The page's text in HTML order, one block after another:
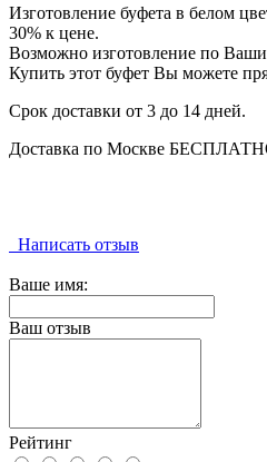
Изготовление буфета в белом
30% к цене.
Возможно изготовление по
Купить этот буфет Вы можете
Срок доставки от 3 до 14 дней.
Доставка по Москве
Написать отзыв
Ваше имя:
Ваш отзыв
Рейтинг